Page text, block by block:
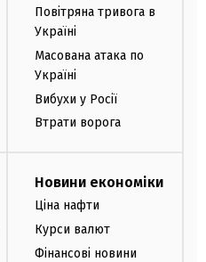
Повітряна тривога в
Україні
Масована атака по
Україні
Вибухи у Росії
Втрати ворога
Новини економіки
Ціна нафти
Курси валют
Фінансові новини